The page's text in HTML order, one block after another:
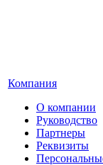
Компания
О компании
Руководство
Партнеры
Реквизиты